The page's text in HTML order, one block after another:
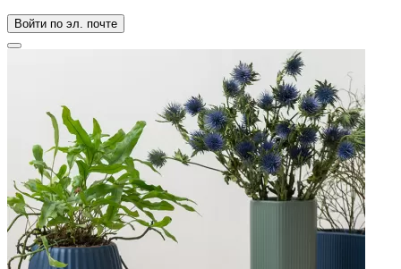
Войти по эл. почте